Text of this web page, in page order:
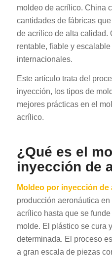
moldeo de acrílico. China
cantidades de fábricas
de acrílico de alta calidad.
rentable, fiable y
internacionales.
Este artículo trata del
inyección, los tipos de
mejores prácticas en el
acrílico.
¿Qué es el
inyección de
Moldeo por inyección de
producción aeronáutica
acrílico hasta que se
molde. El plástico se cura
determinada. El proceso
a gran escala de piezas